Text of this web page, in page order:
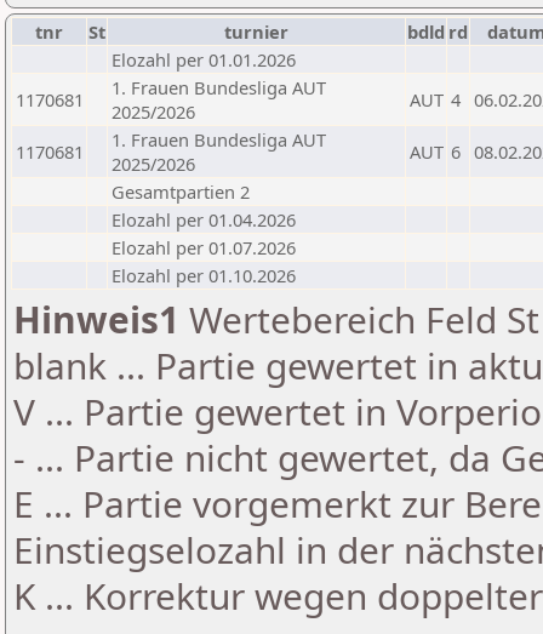
tnr St turnier bdld rd
Elozahl per 01.01.2026
1170681
1. Frauen Bundesliga AUT
2025/2026
AUT 4
1170681
1. Frauen Bundesliga AUT
2025/2026
AUT 6
Gesamtpartien 2
Elozahl per 01.04.2026
Elozahl per 01.07.2026
Elozahl per 01.10.2026
Hinweis1 Wertebereich Feld
blank ... Partie gewertet in
V ... Partie gewertet in
- ... Partie nicht gewertet, da
E ... Partie vorgemerkt zur
Einstiegselozahl in der
K ... Korrektur wegen